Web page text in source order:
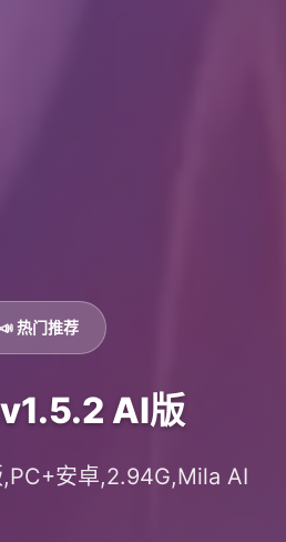
📣 热门推荐
AI版
安卓,2.94G,Mila AI